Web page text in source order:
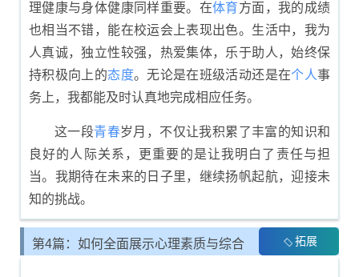
理健康与身体健康同样重要。在体育方面，我的成绩
也相当不错，能在校运会上表现出色。生活中，我为
人真诚，独立性较强，热爱集体，乐于助人，始终保
持积极向上的态度。无论是在班级活动还是在个人事
务上，我都能及时认真地完成相应任务。
这一段青春岁月，不仅让我积累了丰富的知识和
良好的人际关系，更重要的是让我明白了责任与担
当。我期待在未来的日子里，继续扬帆起航，迎接未
知的挑战。
第4篇：如何全面展示心理素质与综合 拓展